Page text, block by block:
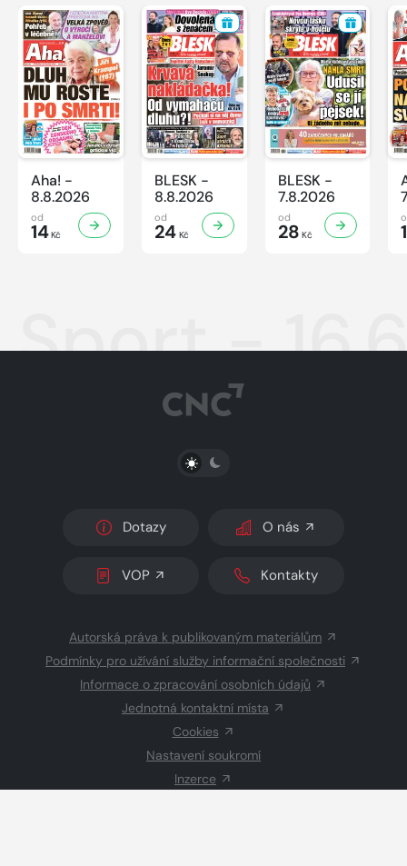
Aha! -
8.8.2026
od
14Kč
BLESK -
8.8.2026
od
24Kč
BLESK -
7.8.2026
od
28 Kč
Sport -
PŘEPNOUT SVĚTLÝ/TMAVÝ REŽIM
Dotazy O nás
VOP Kontakty
Autorská práva k publikovaným materiálům
Podmínky pro užívání služby informační společnosti
Informace o zpracování osobních údajů
Jednotná kontaktní místa
Cookies
Nastavení soukromí
Inzerce